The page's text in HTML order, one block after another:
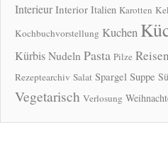
Interieur Interior Italien Karotten
Kochbuchvorstellung Kuchen
KürbisNudeln Pasta Pilze Reisen
Rezeptearchiv Salat Spargel Suppe
Vegetarisch Verlosung